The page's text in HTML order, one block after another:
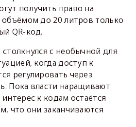
получить право на
объёмом до 20 литров только
QR-код.
с необычной для
когда доступ к
регулировать через
Пока власти наращивают
к кодам остаётся
что они заканчиваются